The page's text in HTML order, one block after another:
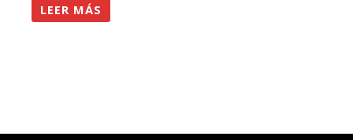
LEER MÁS